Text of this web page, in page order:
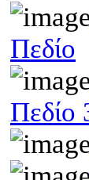
Πεδίο
Πεδίο